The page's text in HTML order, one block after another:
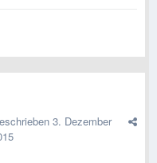
3. Dezember